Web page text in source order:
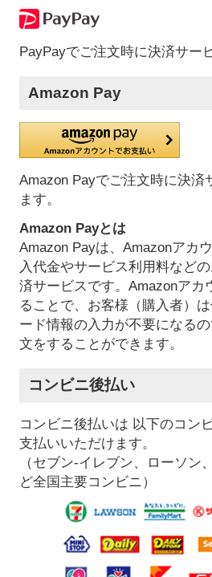
PayPayでご注文時に決済サー
Amazon Pay
Amazon Payでご注文時に決済
ます。
Amazon Payとは
Amazon Payは、Amazonアカ
入代金やサービス利用料など
済サービスです。Amazonアカ
ることで、お客様（購入者）
ード情報の入力が不要になる
文をすることができます。
コンビニ後払い
コンビニ後払いは 以下のコン
支払いいただけます。
（セブン-イレブン、ローソン
ど全国主要コンビニ）